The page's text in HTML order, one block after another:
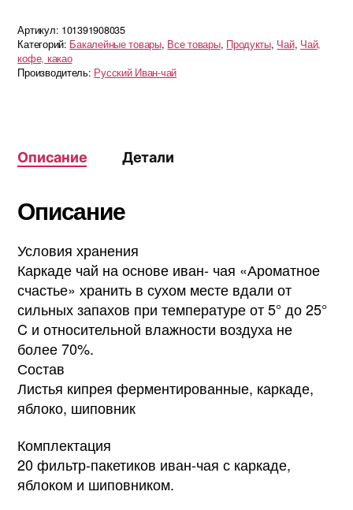
Артикул: 101391908035
Категорий: Бакалейные товары, Все товары, Продукты, Чай, Чай,
кофе, какао
Производитель: Русский Иван-чай
Описание Детали
Описание
Условия хранения
Каркаде чай на основе иван- чая «Ароматное
счастье» хранить в сухом месте вдали от
сильных запахов при температуре от 5° до 25°
C и относительной влажности воздуха не
более 70%.
Состав
Листья кипрея ферментированные, каркаде,
яблоко, шиповник
Комплектация
20 фильтр-пакетиков иван-чая с каркаде,
яблоком и шиповником.